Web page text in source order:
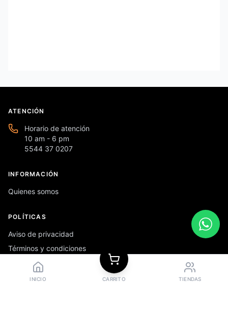
INICIO CARRITO TIENDAS
ATENCIÓN
Horario de atención
10 am - 6 pm
5544 37 0207
INFORMACIÓN
Quienes somos
POLÍTICAS
Aviso de privacidad
Términos y condiciones
Preguntas frecuentes